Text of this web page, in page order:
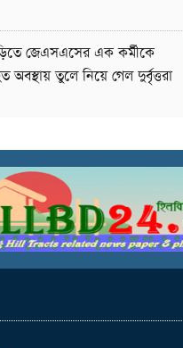
জেএসএসের এক কর্মীকে
তুলে নিয়ে গেল দুর্বৃত্তরা